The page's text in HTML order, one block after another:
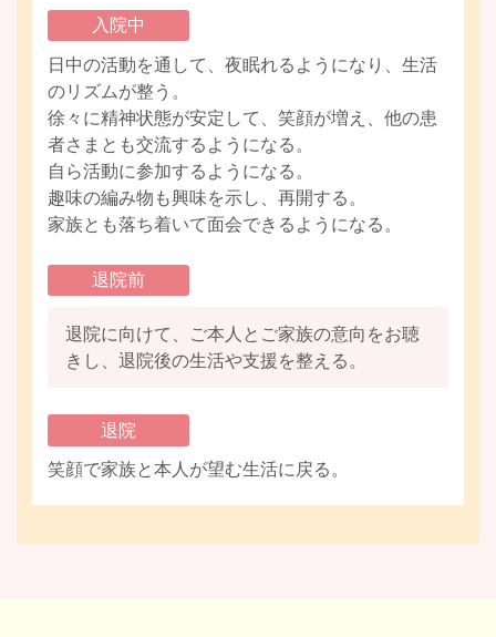
入院中
日中の活動を通して、夜眠れるようになり、生活
のリズムが整う。
徐々に精神状態が安定して、笑顔が増え、他の患
者さまとも交流するようになる。
自ら活動に参加するようになる。
趣味の編み物も興味を示し、再開する。
家族とも落ち着いて面会できるようになる。
退院前
退院に向けて、ご本人とご家族の意向をお聴
きし、退院後の生活や支援を整える。
退院
笑顔で家族と本人が望む生活に戻る。